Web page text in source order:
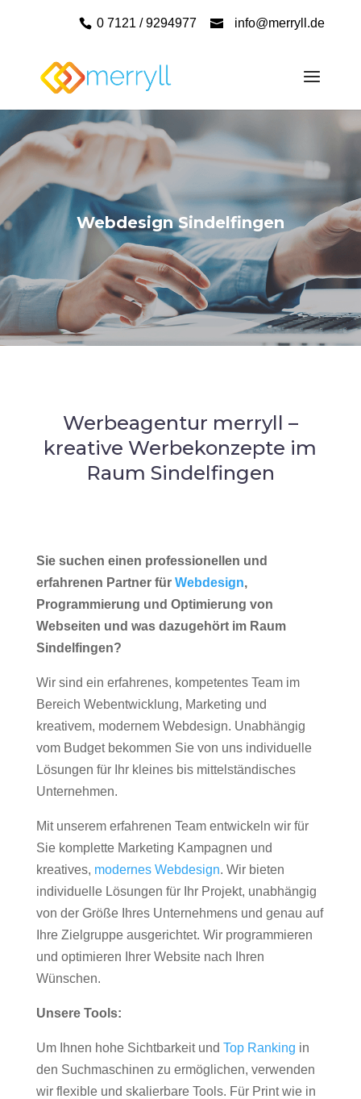
0 7121 / 9294977 info@merryll.de
Webdesign Sindelfingen
Werbeagentur merryll –
kreative Werbekonzepte im
Raum Sindelfingen
Sie suchen einen professionellen und
erfahrenen Partner für Webdesign,
Programmierung und Optimierung von
Webseiten und was dazugehört im Raum
Sindelfingen?
Wir sind ein erfahrenes, kompetentes Team im
Bereich Webentwicklung, Marketing und
kreativem, modernem Webdesign. Unabhängig
vom Budget bekommen Sie von uns individuelle
Lösungen für Ihr kleines bis mittelständisches
Unternehmen.
Mit unserem erfahrenen Team entwickeln wir für
Sie komplette Marketing Kampagnen und
kreatives, modernes Webdesign. Wir bieten
individuelle Lösungen für Ihr Projekt, unabhängig
von der Größe Ihres Unternehmens und genau auf
Ihre Zielgruppe ausgerichtet. Wir programmieren
und optimieren Ihrer Website nach Ihren
Wünschen.
Unsere Tools:
Um Ihnen hohe Sichtbarkeit und Top Ranking in
den Suchmaschinen zu ermöglichen, verwenden
wir flexible und skalierbare Tools. Für Print wie in